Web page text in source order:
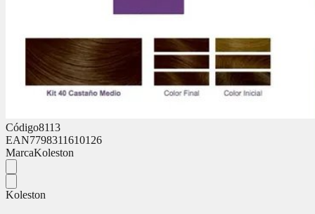
Código8113
EAN7798311610126
MarcaKoleston
Koleston